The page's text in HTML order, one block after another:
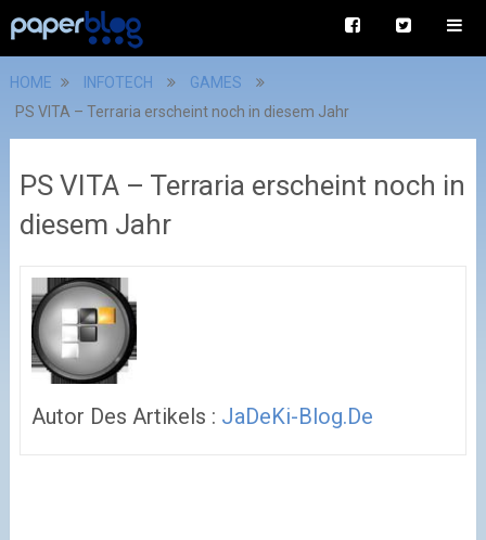
HOME INFOTECH
GAMES
PS VITA – Terraria erscheint noch in diesem Jahr
PS VITA – Terraria erscheint noch in
diesem Jahr
Autor Des Artikels : JaDeKi-Blog.de